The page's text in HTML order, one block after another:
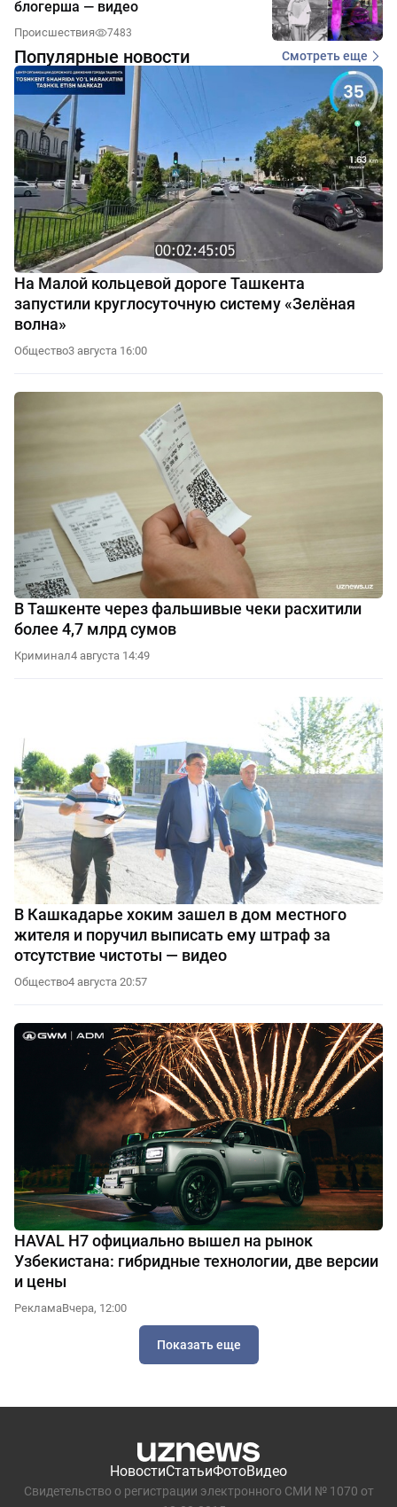
блогерша — видео
Происшествия 7483
Популярные новости Смотреть еще
На Малой кольцевой дороге Ташкента
запустили круглосуточную систему «Зелёная
волна»
Общество3 августа 16:00
В Ташкенте через фальшивые чеки расхитили
более 4,7 млрд сумов
Криминал4 августа 14:49
В Кашкадарье хоким зашел в дом местного
жителя и поручил выписать ему штраф за
отсутствие чистоты — видео
Общество4 августа 20:57
HAVAL H7 официально вышел на рынок
Узбекистана: гибридные технологии, две версии
и цены
РекламаВчера, 12:00
Показать еще
НовостиСтатьиФотоВидео
Свидетельство о регистрации электронного СМИ № 1070 от